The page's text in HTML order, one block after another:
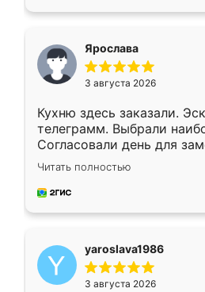
Ярослава
3 августа 2026
Кухню здесь заказали.
телеграмм. Выбрали
Согласовали день для
недели кухня была уже
довольны работой.
мебель за качественную
Читать полностью
yaroslava1986
3 августа 2026